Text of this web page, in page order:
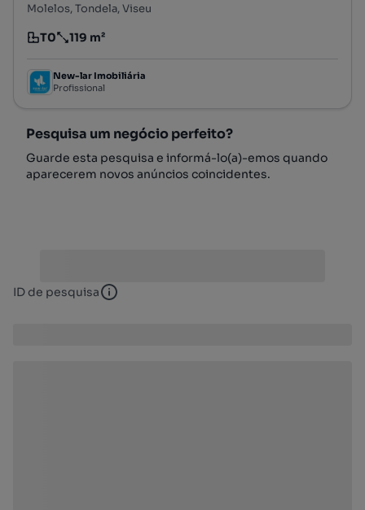
Molelos, Tondela, Viseu
Tipologia
T0
Preço por metro quadrado
119 m²
New-lar Imobiliária
Profissional
Pesquisa um negócio perfeito?
Guarde esta pesquisa e informá-lo(a)-emos quando
aparecerem novos anúncios coincidentes.
ID de pesquisa ID de pesquisa